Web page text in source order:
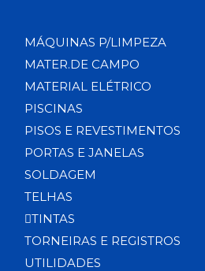
MÁQUINAS P/LIMPEZA
MATER.DE CAMPO
MATERIAL ELÉTRICO
PISCINAS
PISOS E REVESTIMENTOS
PORTAS E JANELAS
SOLDAGEM
TELHAS
TINTAS
TORNEIRAS E REGISTROS
UTILIDADES